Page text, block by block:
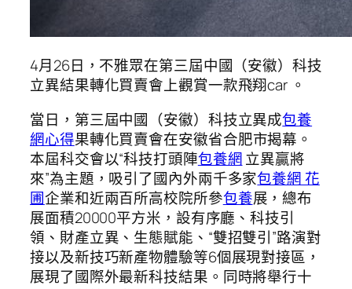
4月26日，不雅眾在第三屆中國（安徽）科技
立異結果轉化買賣會上觀賞一款飛翔car 。
當日，第三屆中國（安徽）科技立異成包養
網心得果轉化買賣會在安徽省合肥市揭幕。
本屆科交會以“科技打頭陣包養網立異贏將
來”為主題，吸引了國內外兩千多家包養網 花
圃企業和近兩百所高校院所參包養展，總布
展面積20000平方米，設有序廳、科技引
領、財產立異、生態賦能、“雙招雙引”路演對
接以及新技巧新產物體驗等6個展現對接區，
展現了國際外最新科技結果。同時將舉行十